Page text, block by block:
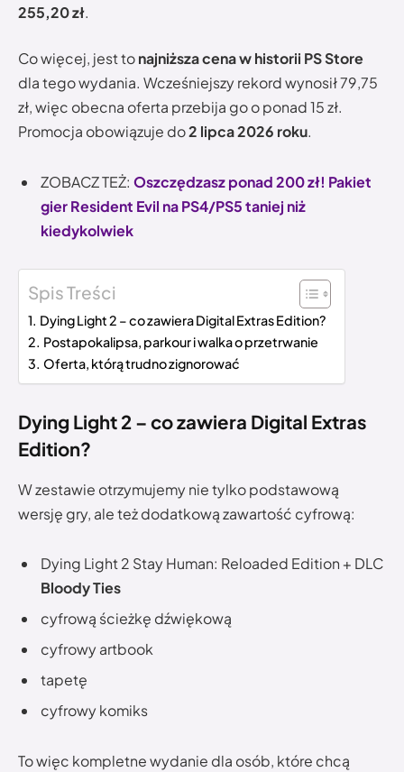
255,20 zł.
Co więcej, jest tonajniższa cena w historii PS Store
dla tego wydania. Wcześniejszy rekord wynosił 79,75
zł, więc obecna oferta przebija go o ponad 15 zł.
Promocja obowiązuje do2 lipca 2026 roku.
ZOBACZ TEŻ: Oszczędzasz ponad 200 zł! Pakiet
gier Resident Evil na PS4/PS5 taniej niż
kiedykolwiek
Spis Treści
Dying Light 2 – co zawiera Digital Extras Edition?
Postapokalipsa, parkour i walka o przetrwanie
Oferta, którą trudno zignorować
Dying Light 2 – co zawiera Digital Extras
Edition?
W zestawie otrzymujemy nie tylko podstawową
wersję gry, ale też dodatkową zawartość cyfrową:
Dying Light 2 Stay Human: Reloaded Edition + DLC
Bloody Ties
cyfrową ścieżkę dźwiękową
cyfrowy artbook
tapetę
cyfrowy komiks
To więc kompletne wydanie dla osób, które chcą